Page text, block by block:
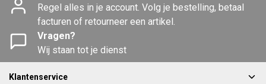
Regel alles in je account. Volg je bestelling, betaal
facturen of retourneer een artikel.
Vragen?
Wij staan tot je dienst
Klantenservice